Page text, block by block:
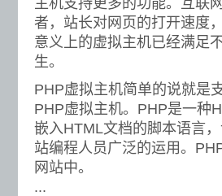
主机支持更多的功能。互联
者，站长对网页的打开速度
意义上的虚拟主机已经满足
生。
PHP虚拟主机简单的说就是
PHP虚拟主机。PHP是一种
嵌入HTML文档的脚本语言
站编程人员广泛的运用。
网站中。
...